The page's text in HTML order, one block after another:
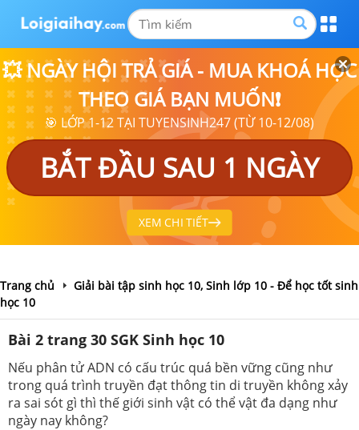
💥 NGÀY HỘI TRẢ GIÁ - MUA KHOÁ HỌC
THEO GIÁ BẠN MUỐN❗
🎯 LỚP 1-12 TẠI TUYENSINH247 (TỪ 10-12/08)
BẮT ĐẦU SAU 1 NGÀY
XEM CHI TIẾT
Trang chủ
Giải bài tập sinh học 10, Sinh lớp 10 - Để học tốt sinh
học 10
Bài 2 trang 30 SGK Sinh học 10
Nếu phân tử ADN có cấu trúc quá bền vững cũng như
trong quá trình truyền đạt thông tin di truyền không xảy
ra sai sót gì thì thế giới sinh vật có thể vật đa dạng như
ngày nay không?